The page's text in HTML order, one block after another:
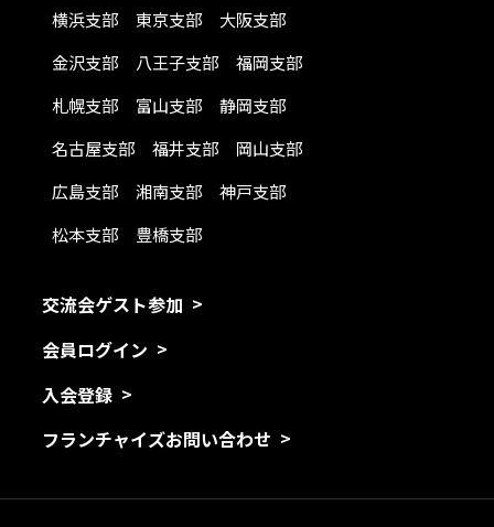
横浜支部
東京支部
大阪支部
金沢支部
八王子支部
福岡支部
札幌支部
富山支部
静岡支部
名古屋支部
福井支部
岡山支部
広島支部
湘南支部
神戸支部
松本支部
豊橋支部
交流会ゲスト参加
会員ログイン
入会登録
フランチャイズお問い合わせ